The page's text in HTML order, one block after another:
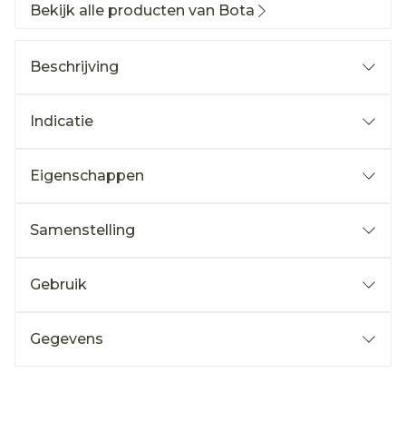
Bekijk alle producten van Bota
Beschrijving
Indicatie
Eigenschappen
Samenstelling
Gebruik
Gegevens